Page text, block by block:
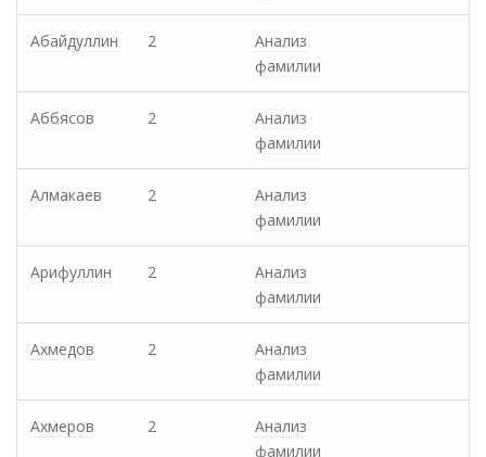
Абайдуллин 2
Анализ
фамилии
Аббясов 2
Анализ
фамилии
Алмакаев 2
Анализ
фамилии
Арифуллин 2
Анализ
фамилии
Ахмедов 2
Анализ
фамилии
Ахмеров 2
Анализ
фамилии